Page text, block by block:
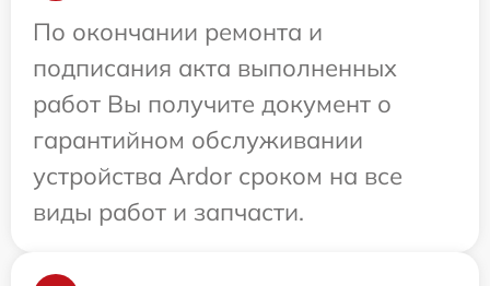
По окончании ремонта и
подписания акта выполненных
работ Вы получите документ о
гарантийном обслуживании
устройства Ardor сроком на все
виды работ и запчасти.